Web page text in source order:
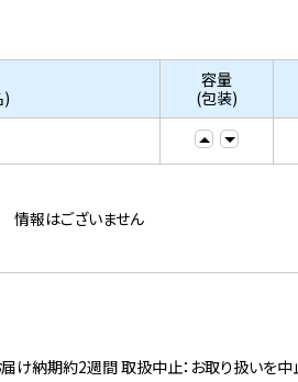
)
容量
(包装)
情報はございません
納期約2週間 取扱中止：お取り扱いを中止